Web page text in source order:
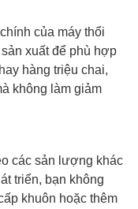
của máy thổi
xuất để phù hợp
hàng triệu chai,
không làm giảm
các sản lượng khác
triển, bạn không
khuôn hoặc thêm